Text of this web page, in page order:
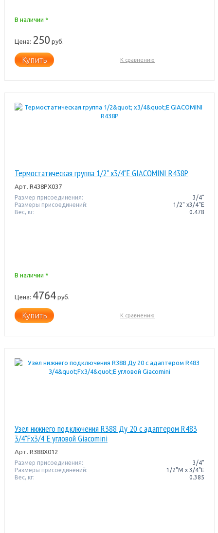
В наличии *
Цена: 250 руб.
Купить К сравнению
Термостатическая группа 1/2" x3/4"E GIACOMINI R438P
Арт. R438PX037
Размер присоединения:
3/4"
Размеры присоединений:
1/2" x3/4"E
Вес, кг:
0.478
В наличии *
Цена: 4764руб.
Купить К сравнению
Узел нижнего подключения R388 Ду 20 с адаптером R483
3/4"Fx3/4"E угловой Giacomini
Арт. R388X012
Размер присоединения:
3/4"
Размеры присоединений:
1/2"M x 3/4"E
Вес, кг:
0.385